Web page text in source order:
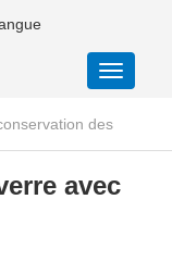
des
avec couvercle en
couvercles en liège
avec